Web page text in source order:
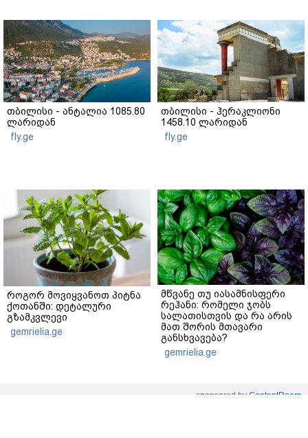
თბილისი - ანტალია 1085.80
ლარიდან
fly.ge
თბილისი - ჰერაკლიონი
1458.10 ლარიდან
fly.ge
როგორ მოვიყვანოთ პიტნა
ქოთანში: დეტალური
გზამკვლევი
gemrielia.ge
მწვანე თუ იასამნისფერი
რეჰანი: რომელი ჯობს
სალათისთვის და რა არის
მათ შორის მთავარი
განსხვავება?
gemrielia.ge
sponsored by ContentRoom